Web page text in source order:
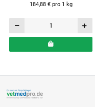
184,88 € pro 1 kg